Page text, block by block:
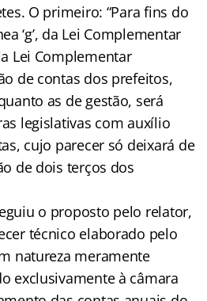
O primeiro: “Para fins do
‘g’, da Lei Complementar
Lei Complementar
de contas dos prefeitos,
as de gestão, será
legislativas com auxílio
cujo parecer só deixará de
de dois terços dos
o proposto pelo relator,
técnico elaborado pelo
natureza meramente
exclusivamente à câmara